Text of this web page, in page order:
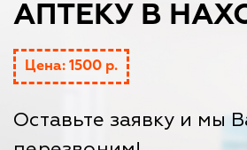
АПТЕКУ В
Цена: 1500 р.
Оставьте заявку и мы